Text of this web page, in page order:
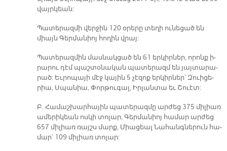
վայր­կեան:
Պա­տե­րազ­մի վեր­ջին 120 օ­րե­րը տե­ղի ու­նե­ցած են
միայն Գեր­մա­նիոյ հո­ղին վրայ:
Պա­տե­րազ­մին մաս­նակ­ցած են 61 եր­կիր­ներ, ո­րոնք ի­
րա­րու դէմ պաշ­տօ­նա­կան պա­տե­րազմ են յայ­տա­րա­
րած: Եւ­րո­պա­յի մէջ կա­յին 5 չէ­զոք եր­կիր­ներ՝ Զուի­ցե­
րիա, Սպա­նիա, Փոր­թու­գալ, Իր­լան­տա եւ Շուէտ:
Բ. Հա­մաշ­խար­հա­յին պա­տե­րազ­մը ար­ժեց 375 մի­լիառ
ա­մե­րի­կեան ոս­կի տո­լար, Գեր­մա­նիոյ հա­մար ար­ժեց
657 մի­լիառ ռայշս մարք, Միա­ցեալ Նա­հանգ­նե­րուն հա­
մար՝ 109 մի­լիառ տո­լար: